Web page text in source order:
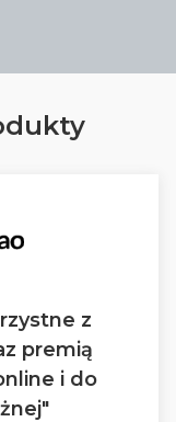
z
premią
i do